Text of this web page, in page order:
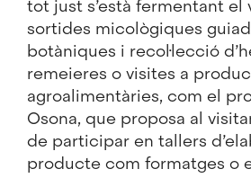
tot just s’està fermentant el
sortides micològiques
botàniques i recol·lecció
remeieres o visites a
agroalimentàries, com el
Osona, que proposa al
de participar en tallers
producte com formatges o